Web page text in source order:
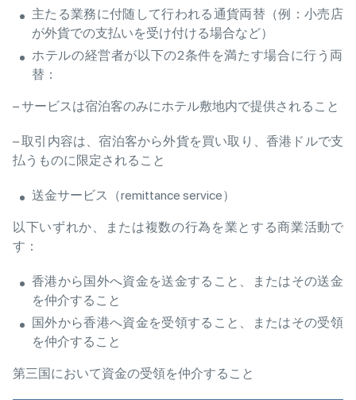
主たる業務に付随して行われる通貨両替（例：小売店
が外貨での支払いを受け付ける場合など）
ホテルの経営者が以下の2条件を満たす場合に行う両
替：
– サービスは宿泊客のみにホテル敷地内で提供されること
– 取引内容は、宿泊客から外貨を買い取り、香港ドルで支
払うものに限定されること
送金サービス（remittance service）
以下いずれか、または複数の行為を業とする商業活動で
す：
香港から国外へ資金を送金すること、またはその送金
を仲介すること
国外から香港へ資金を受領すること、またはその受領
を仲介すること
第三国において資金の受領を仲介すること